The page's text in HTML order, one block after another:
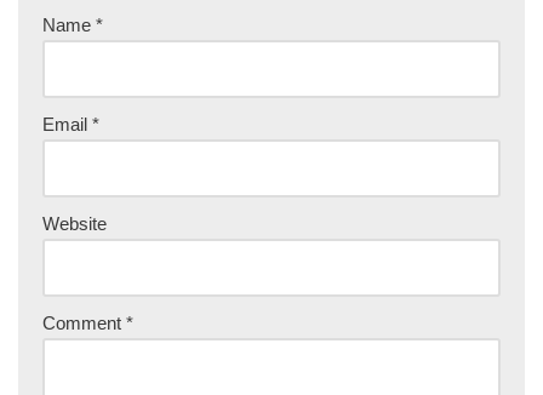
Name *
Email *
Website
Comment *